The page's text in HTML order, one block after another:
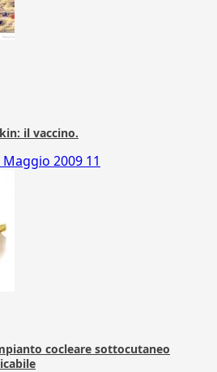
il vaccino.
Maggio 2009 11
cocleare sottocutaneo